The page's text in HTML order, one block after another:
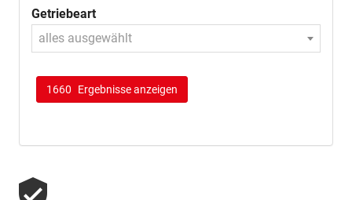
Getriebeart
alles ausgewählt
1660 Ergebnisse anzeigen